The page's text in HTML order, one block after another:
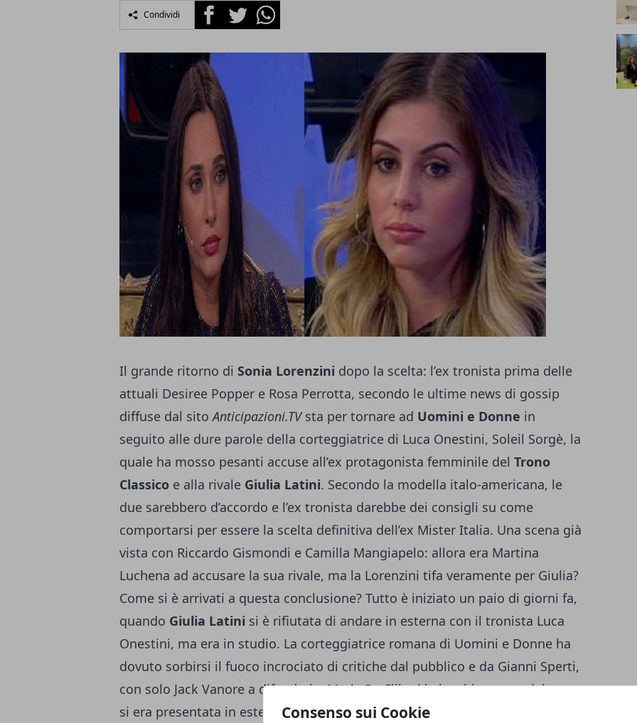
Consenso sui Cookie
Condividi FacebookTwitterWhatsapp
Il grande ritorno di Sonia Lorenzini dopo la scelta: l’ex tronista prima delle
attuali Desiree Popper e Rosa Perrotta, secondo le ultime news di gossip
diffuse dal sitoAnticipazioni.TVsta per tornare ad Uomini e Donne in
seguito alle dure parole della corteggiatrice di Luca Onestini, Soleil Sorgè, la
quale ha mosso pesanti accuse all’ex protagonista femminile del Trono
Classico e alla rivale Giulia Latini. Secondo la modella italo-americana, le
due sarebbero d’accordo e l’ex tronista darebbe dei consigli su come
comportarsi per essere la scelta definitiva dell’ex Mister Italia. Una scena già
vista con Riccardo Gismondi e Camilla Mangiapelo: allora era Martina
Luchena ad accusare la sua rivale, ma la Lorenzini tifa veramente per Giulia?
Come si è arrivati a questa conclusione? Tutto è iniziato un paio di giorni fa,
quando Giulia Latini si è rifiutata di andare in esterna con il tronista Luca
Onestini, ma era in studio. La corteggiatrice romana di Uomini e Donne ha
dovuto sorbirsi il fuoco incrociato di critiche dal pubblico e da Gianni Sperti,
con solo Jack Vanore a difenderla. Maria De Filippi le ha chiesto perché non
si era presentata in esterna, ma la risposta di Giulia ha fatto infuriare Soleil